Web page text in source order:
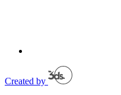
Created by